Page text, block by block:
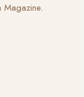
Magazine.